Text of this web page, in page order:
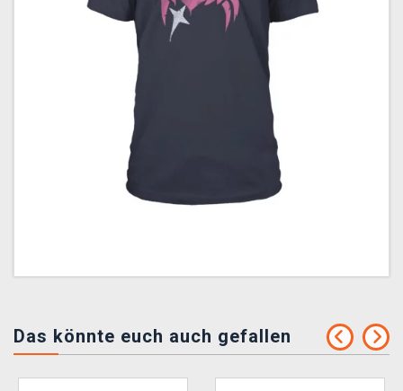
Das könnte euch auch gefallen